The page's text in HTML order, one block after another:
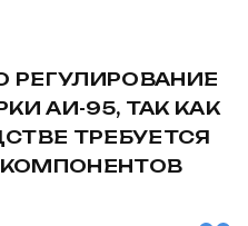
РЕГУЛИРОВАНИЕ
АИ-95, ТАК КАК
ТРЕБУЕТСЯ